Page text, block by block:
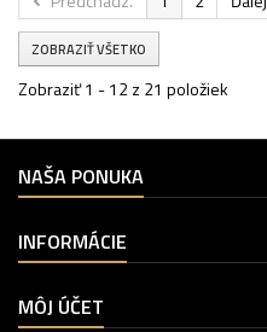
ZOBRAZIŤ VŠETKO
Zobraziť 1 - 12 z 21 položiek
NAŠA PONUKA
INFORMÁCIE
MÔJ ÚČET